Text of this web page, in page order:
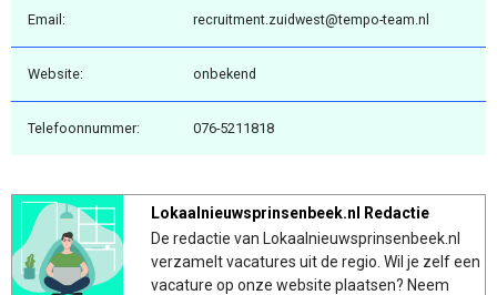
Email: recruitment.zuidwest@tempo-team.nl
Website: onbekend
Telefoonnummer: 076-5211818
Lokaalnieuwsprinsenbeek.nl Redactie
De redactie van Lokaalnieuwsprinsenbeek.nl
verzamelt vacatures uit de regio. Wil je zelf een
vacature op onze website plaatsen? Neem